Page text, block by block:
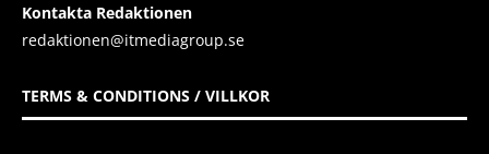
Kontakta Redaktionen
redaktionen@itmediagroup.se
TERMS & CONDITIONS / VILLKOR